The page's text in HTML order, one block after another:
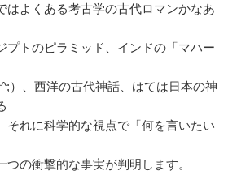
はよくある考古学の古代ロマンかなあ
プトのピラミッド、インドの「マハー
）、西洋の古代神話、はては日本の神
それに科学的な視点で「何を言いたい
つの衝撃的な事実が判明します。